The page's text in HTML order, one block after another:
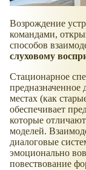
Возрождение
командами,
способов
слуховому
Стационарное
предназначенное
местах (как
обеспечивает
которые
моделей.
диалоговые
эмоционально
повествование